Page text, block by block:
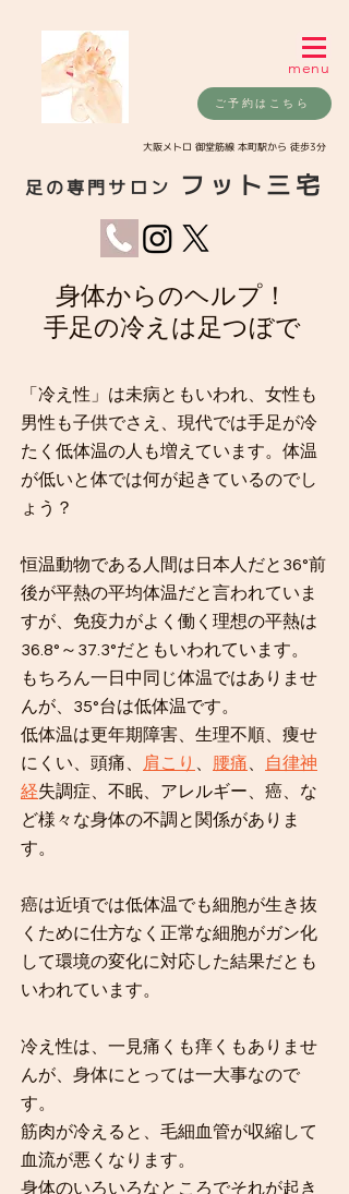
menu
ご予約はこちら
​大阪メトロ 御堂筋線 本町駅から 徒歩3分
足の専門サロン フット三宅
身体からのヘルプ！
手足の冷えは足つぼで
「冷え性」は未病ともいわれ、女性も
男性も子供でさえ、現代では手足が冷
たく低体温の人も増えています。体温
が低いと体では何が起きているのでし
ょう？
恒温動物である人間は日本人だと36°前
後が平熱の平均体温だと言われていま
すが、免疫力がよく働く理想の平熱は
36.8°～37.3°だともいわれています。
もちろん一日中同じ体温ではありませ
んが、35°台は低体温です。
低体温は更年期障害、生理不順、痩せ
にくい、頭痛、
肩こり 腰痛
自律神
経失調症、不眠、アレルギー、癌、な
ど様々な身体の不調と関係がありま
す。
​癌は近頃では低体温でも細胞が生き抜
くために仕方なく正常な細胞がガン化
して環境の変化に対応した結果だとも
いわれています。
冷え性は、一見痛くも痒くもありませ
んが、身体にとっては一大事なので
す。
筋肉が冷えると、毛細血管が収縮して
血流が悪くなります。
身体のいろいろなところでそれが起き